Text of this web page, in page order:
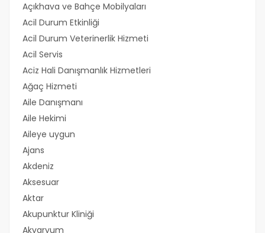
Açıkhava ve Bahçe Mobilyaları
Acil Durum Etkinliği
Acil Durum Veterinerlik Hizmeti
Acil Servis
Aciz Hali Danışmanlık Hizmetleri
Ağaç Hizmeti
Aile Danışmanı
Aile Hekimi
Aileye uygun
Ajans
Akdeniz
Aksesuar
Aktar
Akupunktur Kliniği
Akvaryum